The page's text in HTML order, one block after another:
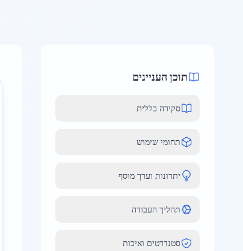
תוכן העניינים
סקירה כללית
תחומי שימוש
יתרונות וערך מוסף
תהליך העבודה
סטנדרטים ואיכות